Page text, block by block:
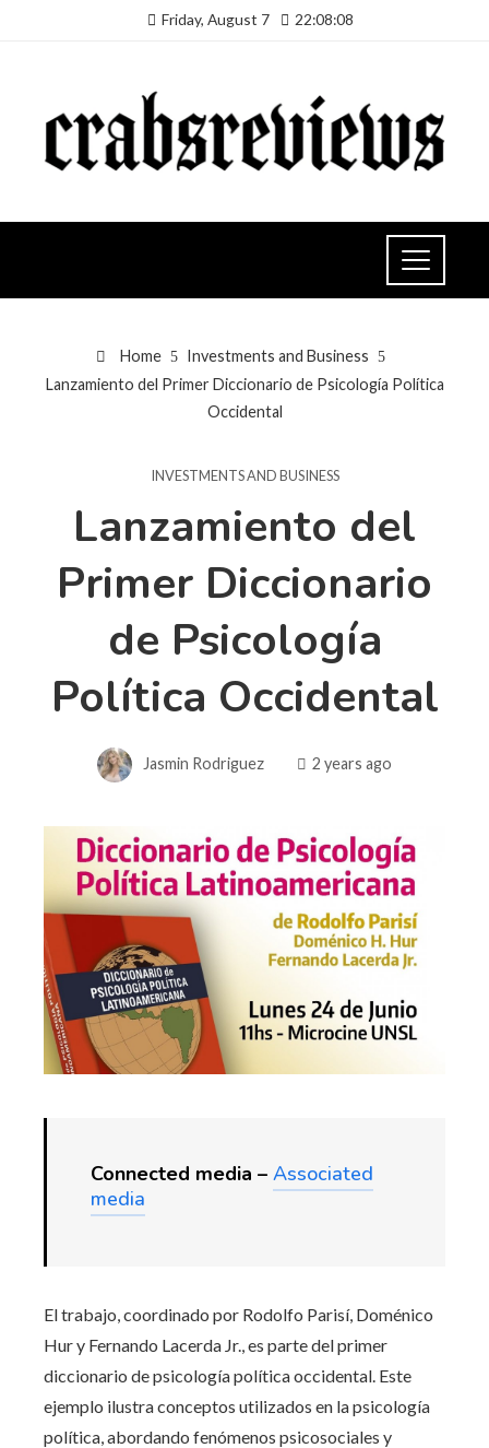
Friday, August 7 22:08:09
Home
Investments and Business
Lanzamiento del Primer Diccionario de Psicología Política
Occidental
INVESTMENTS AND BUSINESS
Lanzamiento del
Primer Diccionario
de Psicología
Política Occidental
Jasmin Rodriguez 2 years ago
Connected media – Associated
media
El trabajo, coordinado por Rodolfo Parisí, Doménico
Hur y Fernando Lacerda Jr., es parte del primer
diccionario de psicología política occidental. Este
ejemplo ilustra conceptos utilizados en la psicología
política, abordando fenómenos psicosociales y